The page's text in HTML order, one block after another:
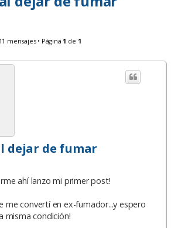
11 mensajes • Página 1 de 1
dejar de fumar
ahí lanzo mi primer post!
me convertí en ex-fumador...y espero
misma condición!